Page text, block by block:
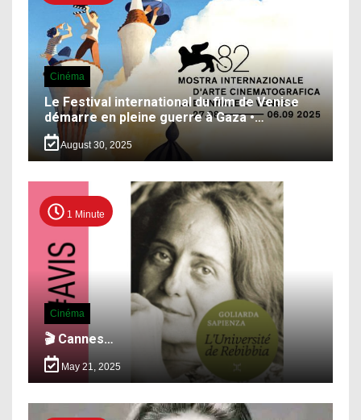
Cinéma
Le Festival international du film de Venise
démarre en pleine guerre à Gaza •…
August 30, 2025
1 Minute
Cinéma
🎬 Cannes…
May 21, 2025